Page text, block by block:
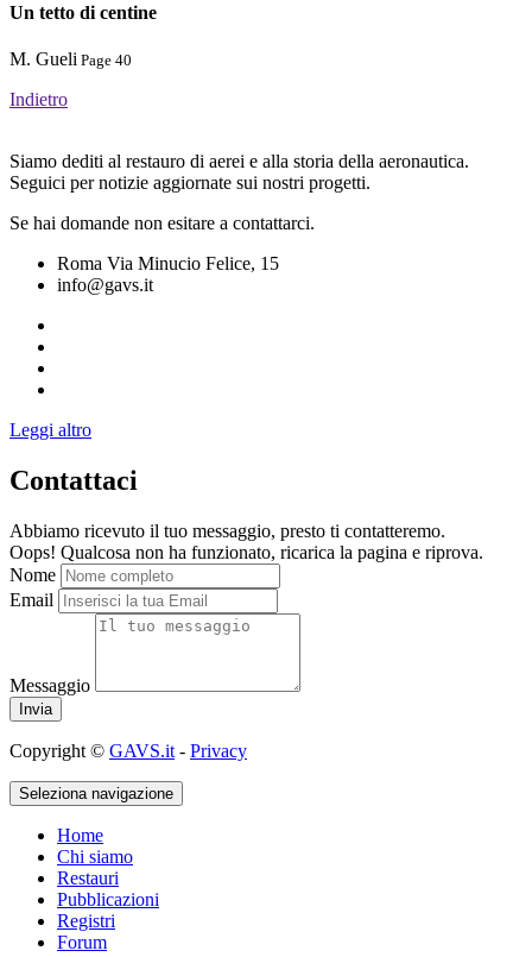
Un tetto di centine
M. Gueli Page 40
Indietro
Siamo dediti al restauro di aerei e alla storia della aeronautica.
Seguici per notizie aggiornate sui nostri progetti.
Se hai domande non esitare a contattarci.
Roma Via Minucio Felice, 15
info@gavs.it
Leggi altro
Contattaci
Abbiamo ricevuto il tuo messaggio, presto ti contatteremo.
Oops! Qualcosa non ha funzionato, ricarica la pagina e riprova.
Nome
Email
Messaggio
Copyright © GAVS.it - Privacy
Seleziona navigazione
Home
Chi siamo
Restauri
Pubblicazioni
Registri
Forum